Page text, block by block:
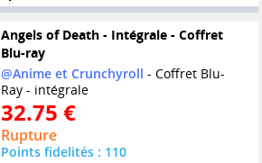
Angels of Death - Intégrale - Coffret
Blu-ray
@Anime et Crunchyroll - Coffret Blu-
Ray - intégrale
32.75 €
Rupture
Points fidelités : 110